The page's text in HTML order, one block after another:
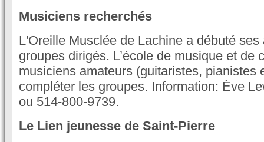
Musiciens recherchés
L'Oreille Musclée de Lachine a débuté
groupes dirigés. L’école de musique et de
musiciens amateurs (guitaristes, pianistes
compléter les groupes. Information: Ève
ou 514-800-9739.
Le Lien jeunesse de Saint-Pierre